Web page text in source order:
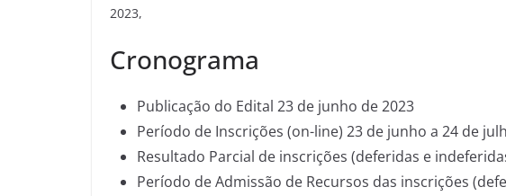
2023,
Cronograma
Publicação do Edital 23 de junho de 2023
Período de Inscrições (on-line) 23 de junho a 24 de
Resultado Parcial de inscrições (deferidas e
Período de Admissão de Recursos das inscrições